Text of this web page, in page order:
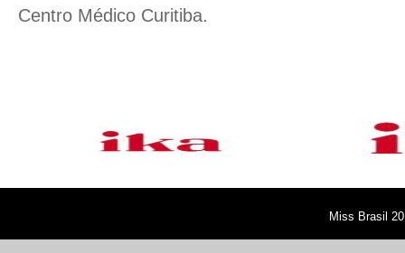
Centro Médico Curitiba.
Miss Brasil